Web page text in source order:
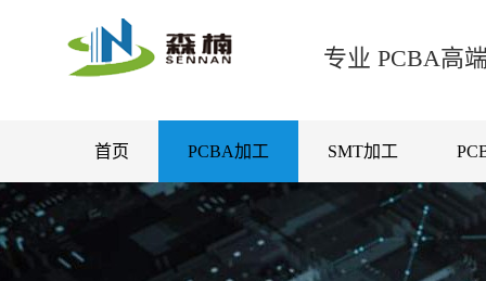
专业 PCBA高
首页 PCBA加工 SMT加工